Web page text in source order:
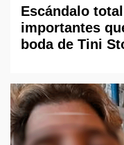
Escándalo
importantes
boda de Tini